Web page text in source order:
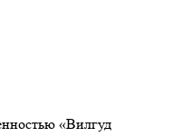
«Вилгуд